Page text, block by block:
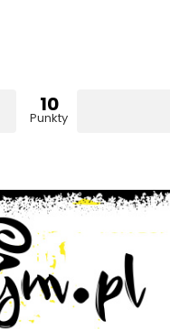
10
Punkty